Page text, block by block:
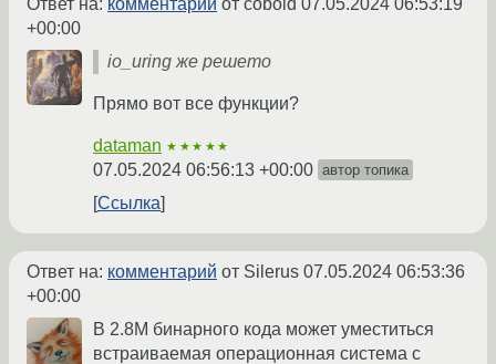
+00:00
io_uring же решето
Прямо вот все функции?
dataman ★★★★★
07.05.2024 06:56:13 +00:00 автор топика
Ссылка
Ответ на: комментарий от Silerus 07.05.2024 06:53:36
+00:00
В 2.8М бинарного кода может уместиться
встраиваемая операционная система с